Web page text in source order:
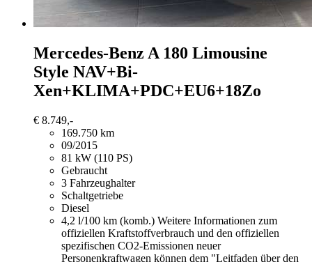
Mercedes-Benz A 180 Limousine
Style NAV+Bi-
Xen+KLIMA+PDC+EU6+18Zo
€ 8.749,-
169.750 km
09/2015
81 kW (110 PS)
Gebraucht
3 Fahrzeughalter
Schaltgetriebe
Diesel
4,2 l/100 km (komb.) Weitere Informationen zum
offiziellen Kraftstoffverbrauch und den offiziellen
spezifischen CO2-Emissionen neuer
Personenkraftwagen können dem "Leitfaden über den